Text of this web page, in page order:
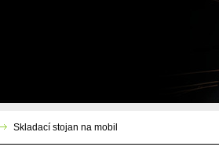
Skladací stojan na mobil